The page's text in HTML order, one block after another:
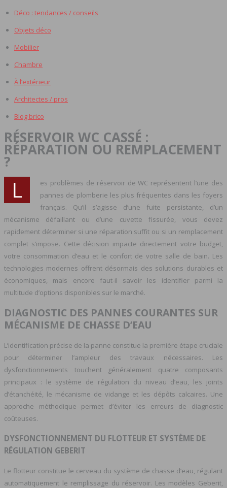
Déco : tendances / conseils
Objets déco
Mobilier
Chambre
À l’extérieur
Architectes / pros
Blog brico
RÉSERVOIR WC CASSÉ :
RÉPARATION OU REMPLACEMENT
?
L
es problèmes de réservoir de WC représentent l’une des
pannes de plomberie les plus fréquentes dans les foyers
français. Qu’il s’agisse d’une fuite persistante, d’un
mécanisme défaillant ou d’une cuvette fissurée, vous devez
rapidement déterminer si une réparation suffit ou si un remplacement
complet s’impose. Cette décision impacte directement votre budget,
votre consommation d’eau et le confort de votre salle de bain. Les
technologies modernes offrent désormais des solutions durables et
économiques, mais encore faut-il savoir les identifier parmi la
multitude d’options disponibles sur le marché.
DIAGNOSTIC DES PANNES COURANTES SUR
MÉCANISME DE CHASSE D’EAU
L’identification précise de la panne constitue la première étape cruciale
pour déterminer l’ampleur des travaux nécessaires. Les
dysfonctionnements touchent généralement quatre composants
principaux : le système de régulation du niveau d’eau, les joints
d’étanchéité, le mécanisme de vidange et les dépôts calcaires. Une
approche méthodique permet d’éviter les erreurs de diagnostic
coûteuses.
DYSFONCTIONNEMENT DU FLOTTEUR ET SYSTÈME DE
RÉGULATION GEBERIT
Le flotteur constitue le cerveau du système de chasse d’eau, régulant
automatiquement le remplissage du réservoir. Les modèles Geberit,